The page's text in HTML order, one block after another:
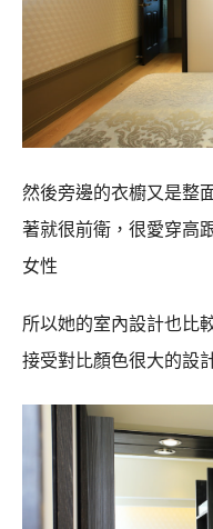
然後旁邊的衣櫥又是整
著就很前衛，很愛穿高
女性
所以她的室內設計也比
接受對比顏色很大的設